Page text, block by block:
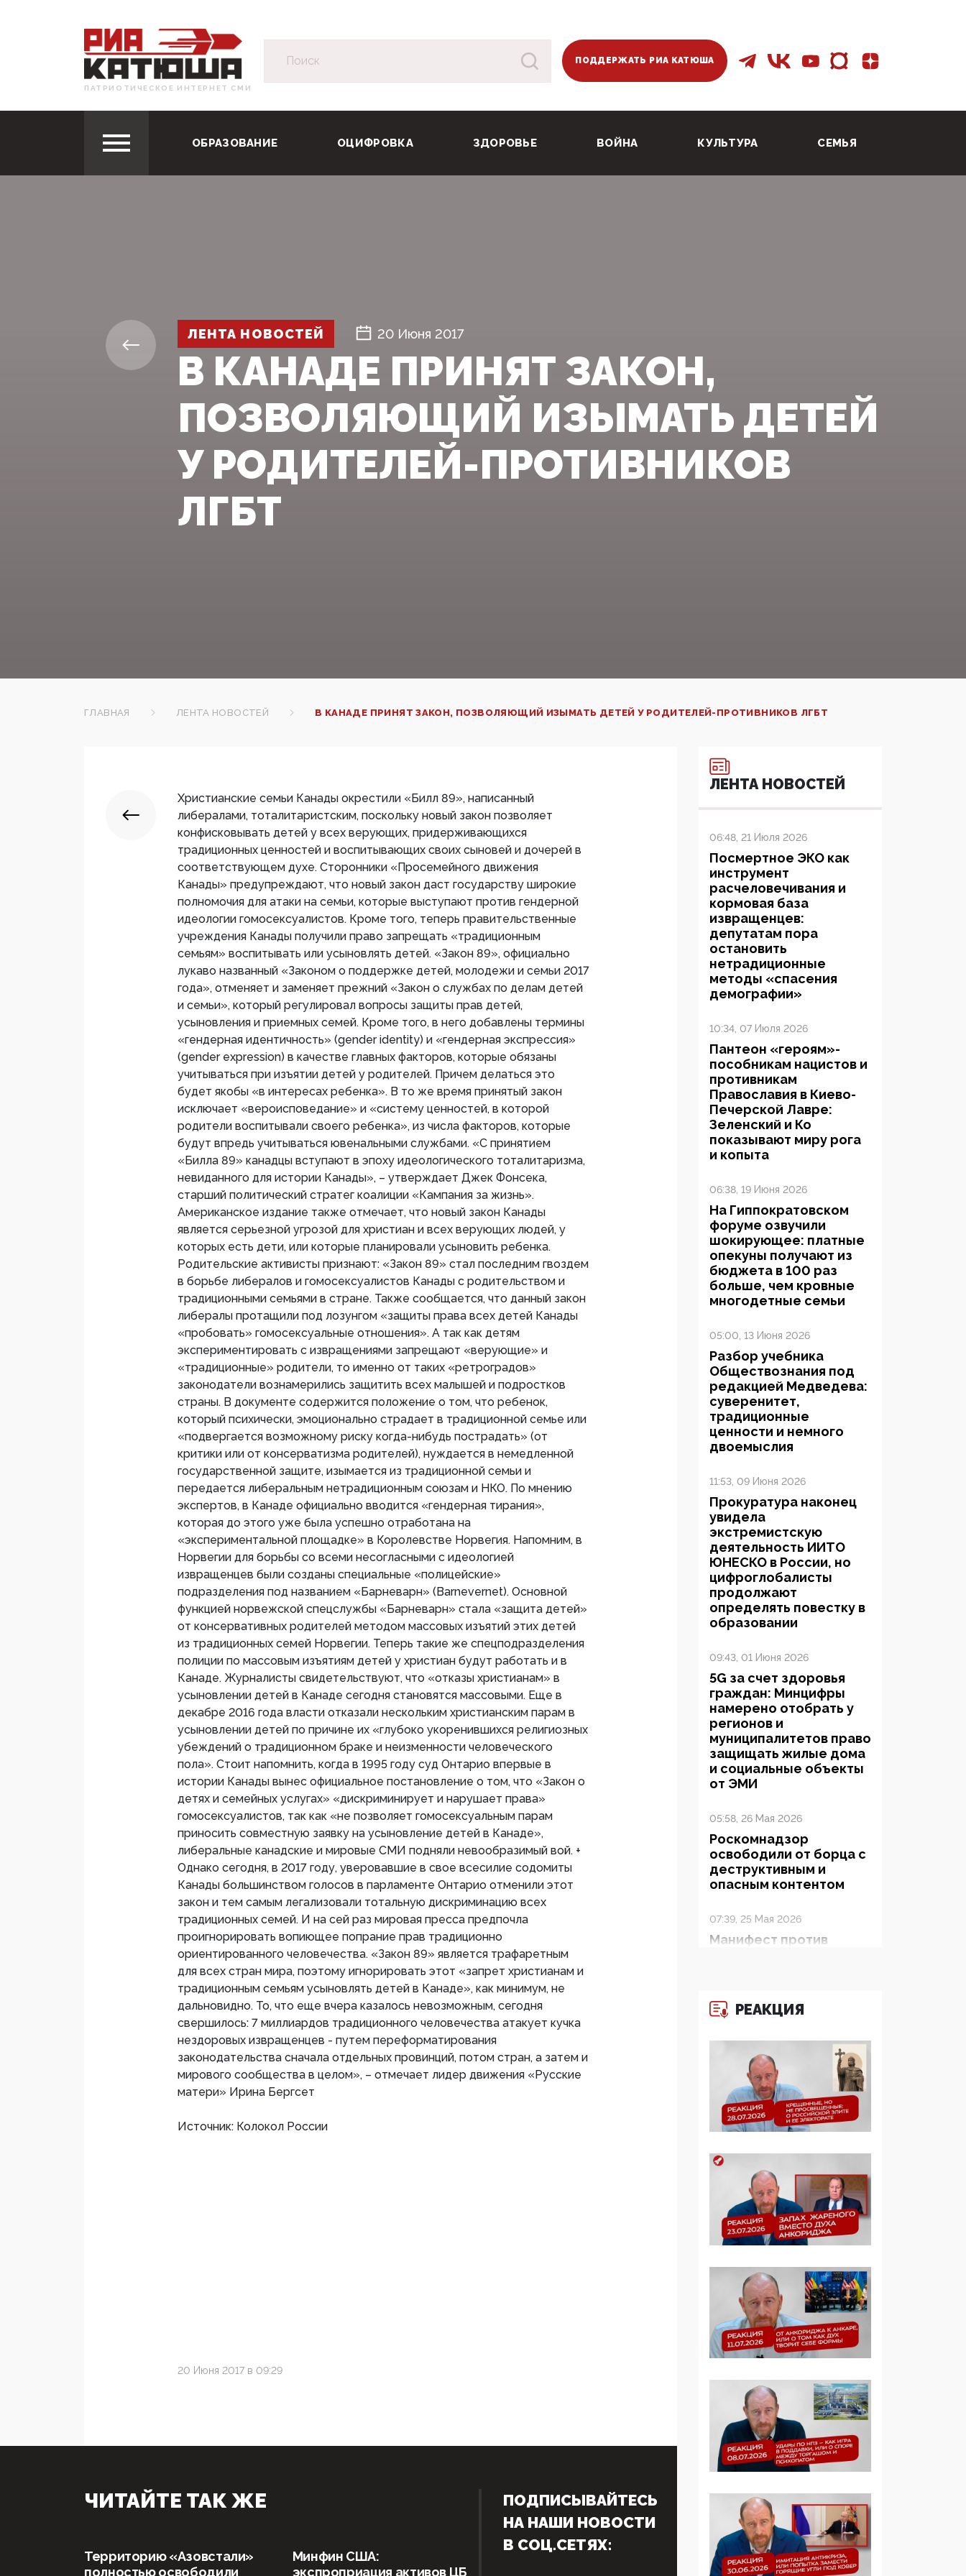
ПАТРИОТИЧЕСКОЕ ИНТЕРНЕТ СМИ
ПОДДЕРЖАТЬ РИА КАТЮША
ОБРАЗОВАНИЕ ОЦИФРОВКА ЗДОРОВЬЕ ВОЙНА КУЛЬТУРА СЕМЬЯ
ЛЕНТА НОВОСТЕЙ 20 Июня 2017
В КАНАДЕ ПРИНЯТ ЗАКОН,
ПОЗВОЛЯЮЩИЙ ИЗЫМАТЬ ДЕТЕЙ
У РОДИТЕЛЕЙ-ПРОТИВНИКОВ
ЛГБТ
ГЛАВНАЯ ЛЕНТА НОВОСТЕЙ В КАНАДЕ ПРИНЯТ ЗАКОН, ПОЗВОЛЯЮЩИЙ ИЗЫМАТЬ ДЕТЕЙ У РОДИТЕЛЕЙ-ПРОТИВНИКОВ ЛГБТ
Христианские семьи Канады окрестили «Билл 89», написанный
либералами, тоталитаристским, поскольку новый закон позволяет
конфисковывать детей у всех верующих, придерживающихся
традиционных ценностей и воспитывающих своих сыновей и дочерей в
соответствующем духе. Сторонники «Просемейного движения
Канады» предупреждают, что новый закон даст государству широкие
полномочия для атаки на семьи, которые выступают против гендерной
идеологии гомосексуалистов. Кроме того, теперь правительственные
учреждения Канады получили право запрещать «традиционным
семьям» воспитывать или усыновлять детей. «Закон 89», официально
лукаво названный «Законом о поддержке детей, молодежи и семьи 2017
года», отменяет и заменяет прежний «Закон о службах по делам детей
и семьи», который регулировал вопросы защиты прав детей,
усыновления и приемных семей. Кроме того, в него добавлены термины
«гендерная идентичность» (gender identity) и «гендерная экспрессия»
(gender expression) в качестве главных факторов, которые обязаны
учитываться при изъятии детей у родителей. Причем делаться это
будет якобы «в интересах ребенка». В то же время принятый закон
исключает «вероисповедание» и «систему ценностей, в которой
родители воспитывали своего ребенка», из числа факторов, которые
будут впредь учитываться ювенальными службами. «С принятием
«Билла 89» канадцы вступают в эпоху идеологического тоталитаризма,
невиданного для истории Канады», – утверждает Джек Фонсека,
старший политический стратег коалиции «Кампания за жизнь».
Американское издание также отмечает, что новый закон Канады
является серьезной угрозой для христиан и всех верующих людей, у
которых есть дети, или которые планировали усыновить ребенка.
Родительские активисты признают: «Закон 89» стал последним гвоздем
в борьбе либералов и гомосексуалистов Канады с родительством и
традиционными семьями в стране. Также сообщается, что данный закон
либералы протащили под лозунгом «защиты права всех детей Канады
«пробовать» гомосексуальные отношения». А так как детям
экспериментировать с извращениями запрещают «верующие» и
«традиционные» родители, то именно от таких «ретроградов»
законодатели вознамерились защитить всех малышей и подростков
страны. В документе содержится положение о том, что ребенок,
который психически, эмоционально страдает в традиционной семье или
«подвергается возможному риску когда-нибудь пострадать» (от
критики или от консерватизма родителей), нуждается в немедленной
государственной защите, изымается из традиционной семьи и
передается либеральным нетрадиционным союзам и НКО. По мнению
экспертов, в Канаде официально вводится «гендерная тирания»,
которая до этого уже была успешно отработана на
«экспериментальной площадке» в Королевстве Норвегия. Напомним, в
Норвегии для борьбы со всеми несогласными с идеологией
извращенцев были созданы специальные «полицейские»
подразделения под названием «Барневарн» (Barnevernet). Основной
функцией норвежской спецслужбы «Барневарн» стала «защита детей»
от консервативных родителей методом массовых изъятий этих детей
из традиционных семей Норвегии. Теперь такие же спецподразделения
полиции по массовым изъятиям детей у христиан будут работать и в
Канаде. Журналисты свидетельствуют, что «отказы христианам» в
усыновлении детей в Канаде сегодня становятся массовыми. Еще в
декабре 2016 года власти отказали нескольким христианским парам в
усыновлении детей по причине их «глубоко укоренившихся религиозных
убеждений о традиционном браке и неизменности человеческого
пола». Стоит напомнить, когда в 1995 году суд Онтарио впервые в
истории Канады вынес официальное постановление о том, что «Закон о
детях и семейных услугах» «дискриминирует и нарушает права»
гомосексуалистов, так как «не позволяет гомосексуальным парам
приносить совместную заявку на усыновление детей в Канаде»,
либеральные канадские и мировые СМИ подняли невообразимый вой. +
Однако сегодня, в 2017 году, уверовавшие в свое всесилие содомиты
Канады большинством голосов в парламенте Онтарио отменили этот
закон и тем самым легализовали тотальную дискриминацию всех
традиционных семей. И на сей раз мировая пресса предпочла
проигнорировать вопиющее попрание прав традиционно
ориентированного человечества. «Закон 89» является трафаретным
для всех стран мира, поэтому игнорировать этот «запрет христианам и
традиционным семьям усыновлять детей в Канаде», как минимум, не
дальновидно. То, что еще вчера казалось невозможным, сегодня
свершилось: 7 миллиардов традиционного человечества атакует кучка
нездоровых извращенцев - путем переформатирования
законодательства сначала отдельных провинций, потом стран, а затем и
мирового сообщества в целом», – отмечает лидер движения «Русские
матери» Ирина Бергсет
Источник: Колокол России
20 Июня 2017 в 09:29
ЛЕНТА НОВОСТЕЙ
06:48, 21 Июля 2026
Посмертное ЭКО как
инструмент
расчеловечивания и
кормовая база
извращенцев:
депутатам пора
остановить
нетрадиционные
методы «спасения
демографии»
10:34, 07 Июля 2026
Пантеон «героям»-
пособникам нацистов и
противникам
Православия в Киево-
Печерской Лавре:
Зеленский и Ко
показывают миру рога
и копыта
06:38, 19 Июня 2026
На Гиппократовском
форуме озвучили
шокирующее: платные
опекуны получают из
бюджета в 100 раз
больше, чем кровные
многодетные семьи
05:00, 13 Июня 2026
Разбор учебника
Обществознания под
редакцией Медведева:
суверенитет,
традиционные
ценности и немного
двоемыслия
11:53, 09 Июня 2026
Прокуратура наконец
увидела
экстремистскую
деятельность ИИТО
ЮНЕСКО в России, но
цифроглобалисты
продолжают
определять повестку в
образовании
09:43, 01 Июня 2026
5G за счет здоровья
граждан: Минцифры
намерено отобрать у
регионов и
муниципалитетов право
защищать жилые дома
и социальные объекты
от ЭМИ
05:58, 26 Мая 2026
Роскомнадзор
освободили от борца с
деструктивным и
опасным контентом
07:39, 25 Мая 2026
Манифест против
электорат феминисток
на битву с
и»
05:08, 15 Мая 2026
Эзотерика,
инфоцыганство и
лженаука под ширмой
ценностей: кто и с чем
выступал на форуме
«Россия 809. Традиции
будущего»
09:40, 06 Мая 2026
и благолепия:
профилактика негатива
среди молодежи снова
отдана на откуп
«движперам»
120 лет
парламентаризма: как
институт
народовластия
превратился в «чего
изволите» для
06:29, 15 Апреля 2026
Социальный фонд
России – пионер
жесткого внедрения
РЕАКЦИЯ
ЧИТАЙТЕ ТАК ЖЕ
Территорию «Азовстали»
полностью освободили
Минфин США:
экспроприация активов ЦБ
ПОДПИСЫВАЙТЕСЬ
НА НАШИ НОВОСТИ
В СОЦ.СЕТЯХ: